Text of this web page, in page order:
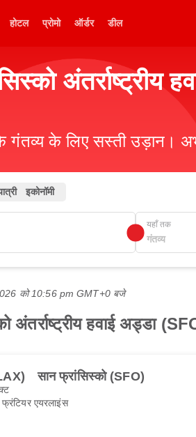
होटल प्रोमो ऑर्डर डील
के लिए सस्ती उड़ान।
इकोनॉमी
यहाँ तक
को 10:56 pm GMT+0 बजे
अंतर्राष्ट्रीय हवाई अड्डा
सान फ्रांसिस्को (SFO)
फ्रंटियर एयरलाइंस